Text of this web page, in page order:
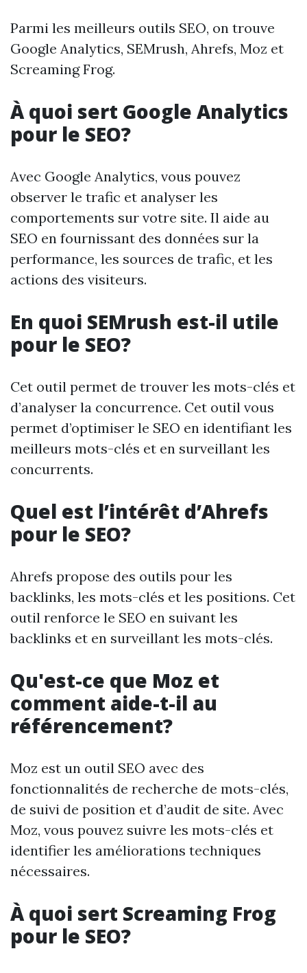
Parmi les meilleurs outils SEO, on trouve
Google Analytics, SEMrush, Ahrefs, Moz et
Screaming Frog.
À quoi sert Google Analytics
pour le SEO?
Avec Google Analytics, vous pouvez
observer le trafic et analyser les
comportements sur votre site. Il aide au
SEO en fournissant des données sur la
performance, les sources de trafic, et les
actions des visiteurs.
En quoi SEMrush est-il utile
pour le SEO?
Cet outil permet de trouver les mots-clés et
d’analyser la concurrence. Cet outil vous
permet d’optimiser le SEO en identifiant les
meilleurs mots-clés et en surveillant les
concurrents.
Quel est l’intérêt d’Ahrefs
pour le SEO?
Ahrefs propose des outils pour les
backlinks, les mots-clés et les positions. Cet
outil renforce le SEO en suivant les
backlinks et en surveillant les mots-clés.
Qu'est-ce que Moz et
comment aide-t-il au
référencement?
Moz est un outil SEO avec des
fonctionnalités de recherche de mots-clés,
de suivi de position et d’audit de site. Avec
Moz, vous pouvez suivre les mots-clés et
identifier les améliorations techniques
nécessaires.
À quoi sert Screaming Frog
pour le SEO?